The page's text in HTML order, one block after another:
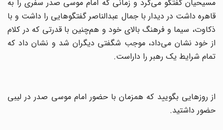
مسیحیان گفتگو می‌کرد و زمانی که امام موسی صدر سفری را به
قاهره داشت در دیدار با جمال عبدالناصر گفتگوهایی را داشت و با
ذکاوت، سیما و فرهنگ بالای خود و هم‌چنین با قدرتی که در کلام
از خود نشان می‌داد، موجب شگفتی دیگران شد و نشان داد که
تمام شرایط یک رهبر را داراست.
از روزهایی بگویید که همزمان با حضور امام موسی صدر در لیبی
حضور داشتید.